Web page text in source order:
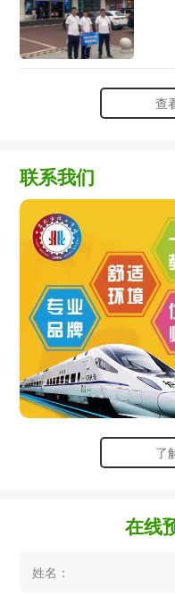
查
联系我们
了
在线
姓名：